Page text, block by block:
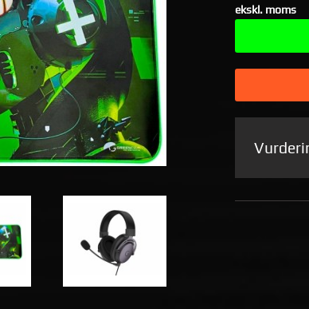
Rabat
ekskl. moms